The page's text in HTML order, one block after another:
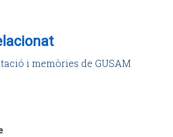
i memòries de GUSAM